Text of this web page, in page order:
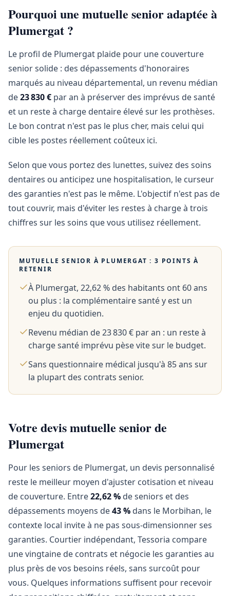
Pourquoi une mutuelle senior adaptée à
Plumergat ?
Le profil de Plumergat plaide pour une couverture
senior solide : des dépassements d'honoraires
marqués au niveau départemental, un revenu médian
de23 830 € par an à préserver des imprévus de santé
et un reste à charge dentaire élevé sur les prothèses.
Le bon contrat n'est pas le plus cher, mais celui qui
cible les postes réellement coûteux ici.
Selon que vous portez des lunettes, suivez des soins
dentaires ou anticipez une hospitalisation, le curseur
des garanties n'est pas le même. L'objectif n'est pas de
tout couvrir, mais d'éviter les restes à charge à trois
chiffres sur les soins que vous utilisez réellement.
MUTUELLE SENIOR À PLUMERGAT : 3 POINTS À
RETENIR
À Plumergat, 22,62 % des habitants ont 60 ans
ou plus : la complémentaire santé y est un
enjeu du quotidien.
Revenu médian de 23 830 € par an : un reste à
charge santé imprévu pèse vite sur le budget.
Sans questionnaire médical jusqu'à 85 ans sur
la plupart des contrats senior.
Votre devis mutuelle senior de
Plumergat
Pour les seniors de Plumergat, un devis personnalisé
reste le meilleur moyen d'ajuster cotisation et niveau
de couverture. Entre22,62 % de seniors et des
dépassements moyens de43 % dans le Morbihan, le
contexte local invite à ne pas sous-dimensionner ses
garanties. Courtier indépendant, Tessoria compare
une vingtaine de contrats et négocie les garanties au
plus près de vos besoins réels, sans surcoût pour
vous. Quelques informations suffisent pour recevoir